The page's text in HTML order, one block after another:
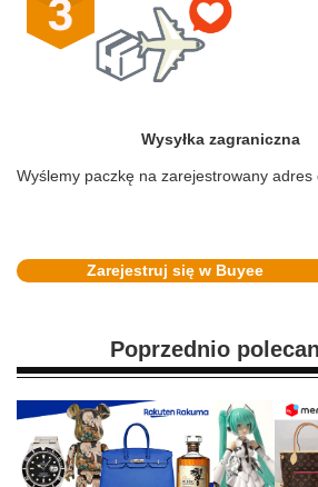
Wysyłka zagraniczna
Wyślemy paczkę na zarejestrowany adres
Zarejestruj się w Buyee
Poprzednio